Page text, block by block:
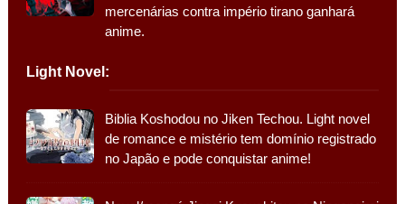
mercenárias contra império tirano ganhará
anime.
Light Novel:
Biblia Koshodou no Jiken Techou. Light novel
de romance e mistério tem domínio registrado
no Japão e pode conquistar anime!